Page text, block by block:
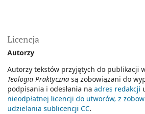
Licencja
Autorzy
Autorzy tekstów przyjętych do publikacji
Teologia Praktyczna są zobowiązani do
podpisania i odesłania na adres redakcji
nieodpłatnej licencji do utworów, z
udzielania sublicencji CC.